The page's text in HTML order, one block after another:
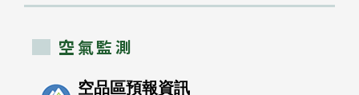
空氣監測